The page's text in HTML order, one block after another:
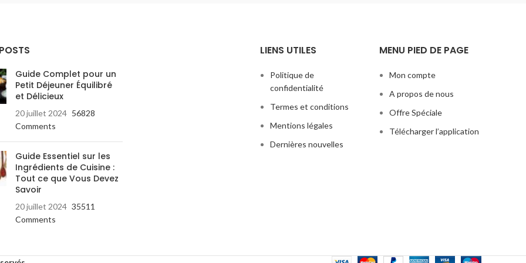
Guide Complet pour un
Petit Déjeuner Équilibré
et Délicieux
20 juillet 2024 56828
Comments
Guide Essentiel sur les
Ingrédients de Cuisine :
Tout ce que Vous Devez
Savoir
20 juillet 2024 35511
Comments
LIENS UTILES
Politique de
confidentialité
Termes et conditions
Mentions légales
Dernières nouvelles
MENU PIED DE PAGE
Mon compte
A propos de nous
Offre Spéciale
Télécharger l’application